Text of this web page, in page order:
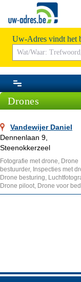
Uw-Adres vindt het
Drones
Vandewijer Daniel
Dennenlaan 9,
Steenokkerzeel
Fotografie met drone, Drone
bestuurder, Inspecties met
Drone besturing,
Drone piloot, Drone voor